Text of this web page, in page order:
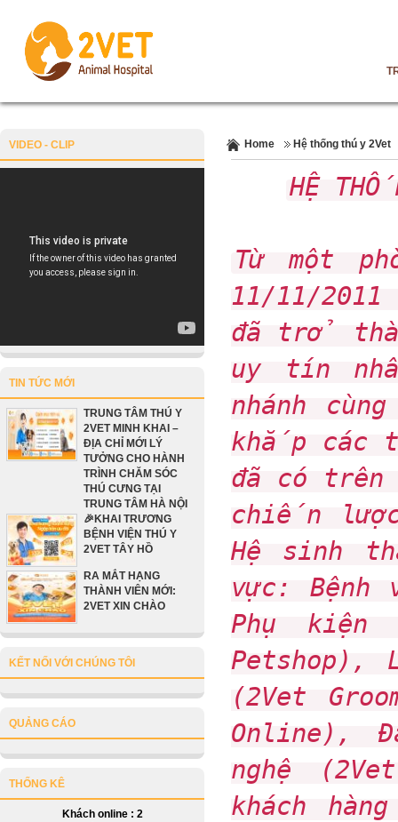
VIDEO - CLIP
TIN TỨC MỚI
TRUNG TÂM THÚ Y
2VET MINH KHAI –
ĐỊA CHỈ MỚI LÝ
TƯỞNG CHO HÀNH
TRÌNH CHĂM SÓC
THÚ CƯNG TẠI
TRUNG TÂM HÀ NỘI
🎉KHAI TRƯƠNG
BỆNH VIỆN THÚ Y
2VET TÂY HỒ
RA MẮT HẠNG
THÀNH VIÊN MỚI:
2VET XIN CHÀO
KẾT NỐI VỚI CHÚNG TÔI
QUẢNG CÁO
THỐNG KÊ
Khách online : 2
Home Hệ thống thú y 2Vet
HỆ
Từ một
11/11/
đã trở
uy tín
nhánh
khắp các
đã có trên
chiến
Hệ sinh
vực: Bệnh
Phụ kiện
Petshop),
(2Vet
Online),
nghệ
khách